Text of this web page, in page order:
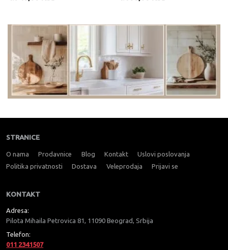
STRANICE
O nama Prodavnice Blog Kontakt
Uslovi poslovanja
Politika privatnosti
Dostava Veleprodaja Prijavi se
KONTAKT
Adresa:
Pilota Mihaila Petrovica 81, 11090 Beograd, Srbija
Telefon:
011 2341507